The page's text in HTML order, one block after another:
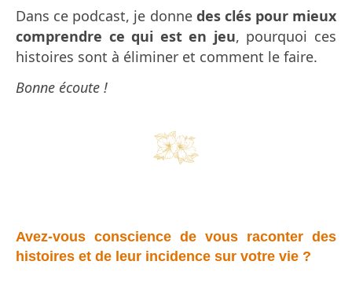
Dans ce podcast, je donnedes clés pour mieux
comprendre ce qui est en jeu, pourquoi ces
histoires sont à éliminer et comment le faire.
Bonne écoute !
Avez-vous conscience de vous raconter des
histoires et de leur incidence sur votre vie ?